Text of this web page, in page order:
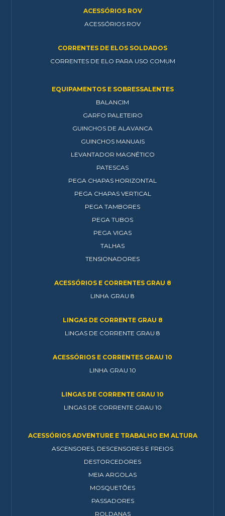
ACESSÓRIOS ROV
ACESSÓRIOS ROV
CORRENTES DE ELOS SOLDADOS
CORRENTES DE ELO PARA USO COMUM
EQUIPAMENTOS E SOBRESSALENTES
BALANCIM
GARFO PALETEIRO
GUINCHOS DE ALAVANCA
GUINCHOS MANUAIS
LEVANTADOR MAGNÉTICO
PATESCAS
PEGA CHAPAS HORIZONTAL
PEGA CHAPAS VERTICAL
PEGA TAMBORES
PEGA TUBOS
PEGA VIGAS
TALHAS
TENSIONADORES
ACESSÓRIOS E CORRENTES GRAU 8
LINHA GRAU 8
LINGAS DE CORRENTE GRAU 8
LINGAS DE CORRENTE GRAU 8
ACESSÓRIOS E CORRENTES GRAU 10
LINHA GRAU 10
LINGAS DE CORRENTE GRAU 10
LINGAS DE CORRENTE GRAU 10
ACESSÓRIOS ADVENTURE E TRABALHO EM ALTURA
ASCENSORES, DESCENSORES E FREIOS
DESTORCEDORES
MEIA ARGOLAS
MOSQUETÕES
PASSADORES
ROLDANAS